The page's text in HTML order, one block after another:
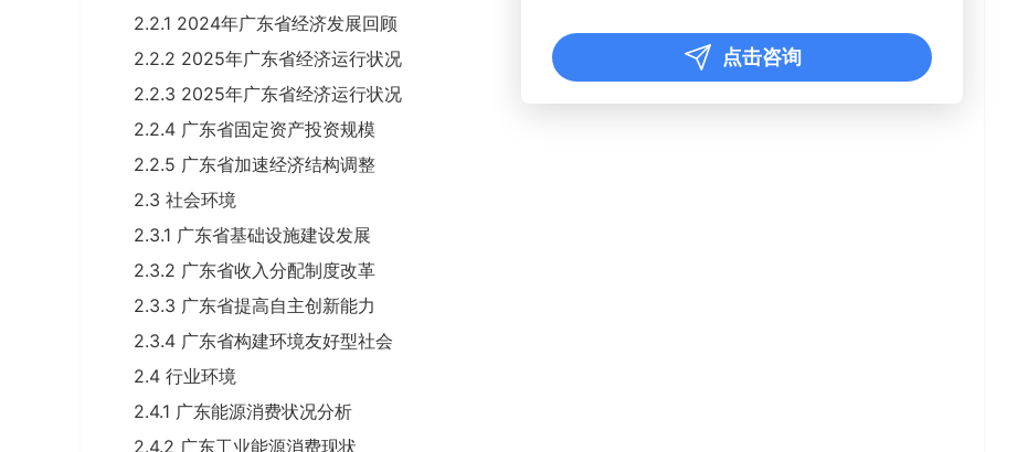
2.2.1 2024年广东省经济发展回顾
2.2.2 2025年广东省经济运行状况
2.2.3 2025年广东省经济运行状况
2.2.4 广东省固定资产投资规模
2.2.5 广东省加速经济结构调整
2.3 社会环境
2.3.1 广东省基础设施建设发展
2.3.2 广东省收入分配制度改革
2.3.3 广东省提高自主创新能力
2.3.4 广东省构建环境友好型社会
2.4 行业环境
2.4.1 广东能源消费状况分析
2.4.2 广东工业能源消费现状
点击咨询